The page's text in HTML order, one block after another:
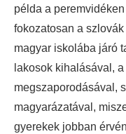
példa a
fokozatosan a
magyar iskolába járó
lakosok kihalásával,
megszaporodásával,
magyarázatával,
gyerekek jobban